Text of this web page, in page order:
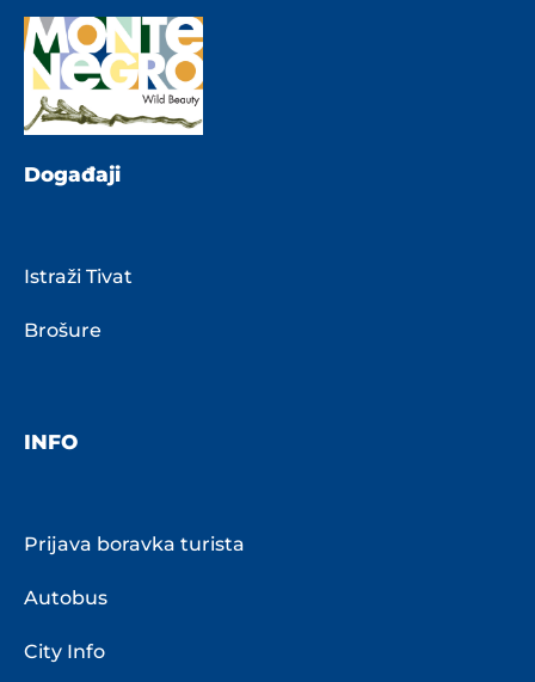
Događaji
Istraži Tivat
Brošure
INFO
Prijava boravka turista
Autobus
City Info